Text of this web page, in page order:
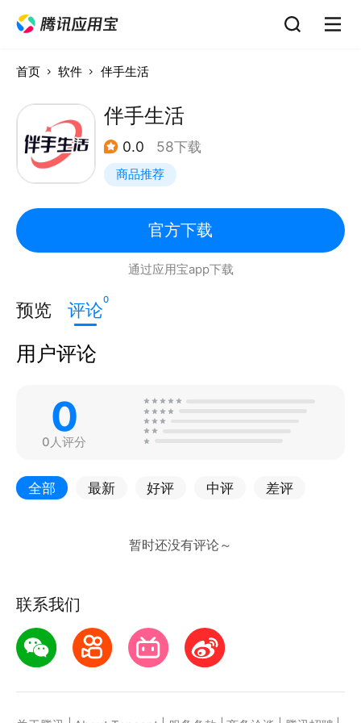
首页 软件 伴手生活
伴手生活
0.0 58下载
商品推荐
官方下载
通过应用宝app下载
预览 评论0
用户评论
0
0人评分
全部 最新 好评 中评 差评
联系我们